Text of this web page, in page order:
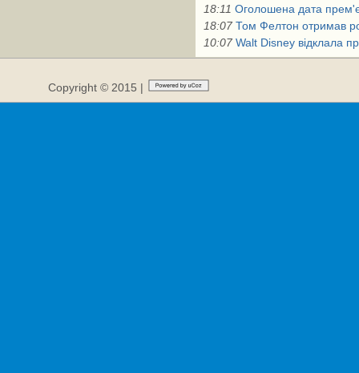
18:11 Оголошена дата
18:07 Том Фелтон отримав
10:07 Walt Disney відклала
Copyright © 2015 |